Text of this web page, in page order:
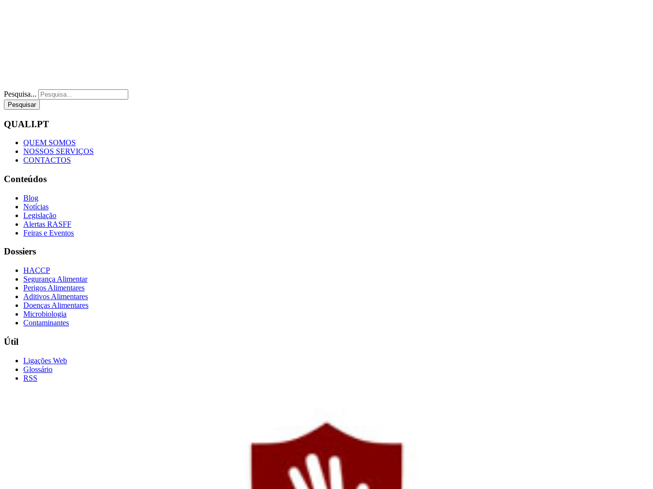
Pesquisa...
Pesquisar
QUALI.PT
QUEM SOMOS
NOSSOS SERVIÇOS
CONTACTOS
Conteúdos
Blog
Notícias
Legislação
Alertas RASFF
Feiras e Eventos
Dossiers
HACCP
Segurança Alimentar
Perigos Alimentares
Aditivos Alimentares
Doenças Alimentares
Microbiologia
Contaminantes
Útil
Ligações Web
Glossário
RSS